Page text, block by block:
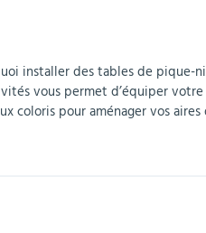
parking
installer des tables de pique-
vous permet d’équiper
coloris pour aménager vos aires